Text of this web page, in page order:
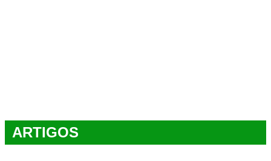
ARTIGOS